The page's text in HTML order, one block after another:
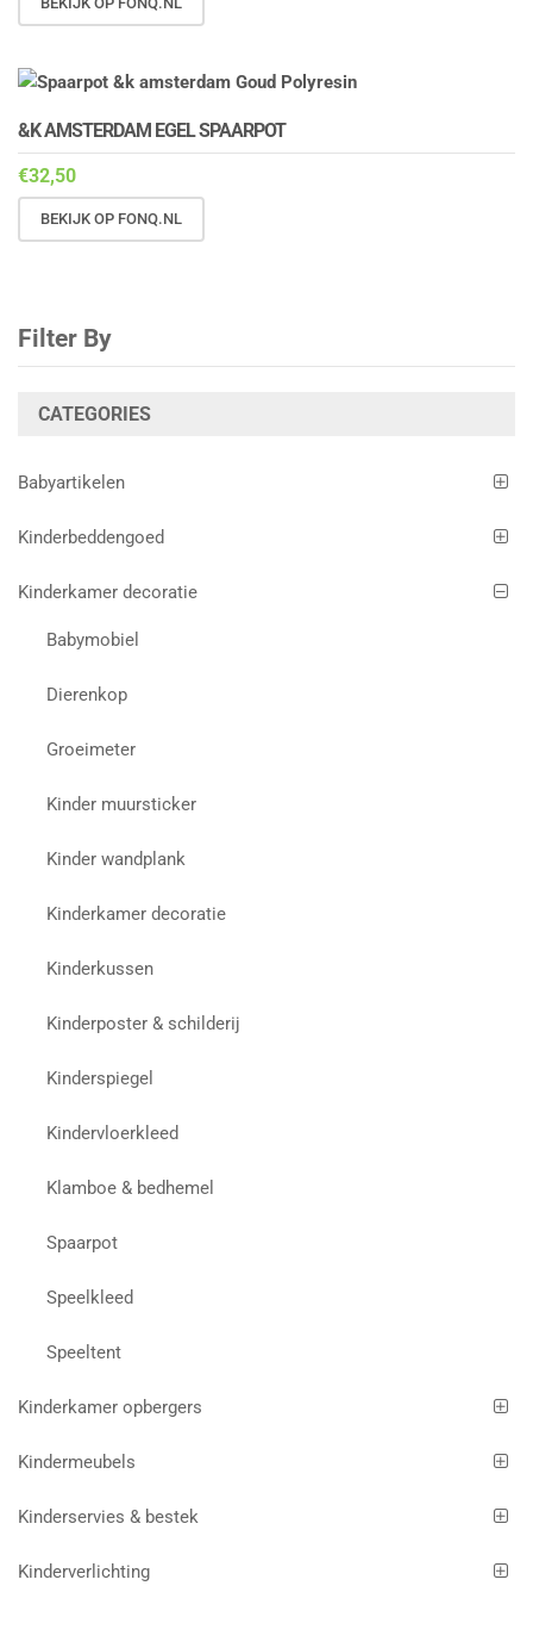
&K AMSTERDAM EGEL SPAARPOT
€32,50
BEKIJK OP FONQ.NL
Filter By
CATEGORIES
Babyartikelen
Kinderbeddengoed
Kinderkamer decoratie
Babymobiel
Dierenkop
Groeimeter
Kinder muursticker
Kinder wandplank
Kinderkamer decoratie
Kinderkussen
Kinderposter & schilderij
Kinderspiegel
Kindervloerkleed
Klamboe & bedhemel
Spaarpot
Speelkleed
Speeltent
Kinderkamer opbergers
Kindermeubels
Kinderservies & bestek
Kinderverlichting